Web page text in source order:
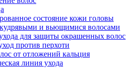
состояние кожи головы
и вьющимися волосами
для защиты окрашенных волос
против перхоти
от отложений кальция
линия ухода